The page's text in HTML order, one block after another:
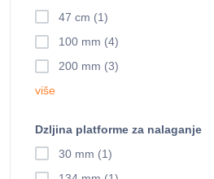
47 cm (1)
100 mm (4)
200 mm (3)
više
Dzljina platforme za nalaganje
30 mm (1)